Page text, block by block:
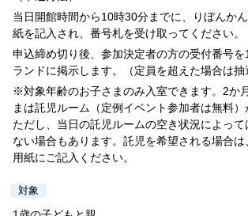
当日開館時間から10時30分までに、りぼんか
紙を記入され、番号札を受け取ってください。
申込締め切り後、参加決定者の方の受付番号
ランドに掲示します。（定員を超えた場合は抽
※対象年齢のお子さまのみ入室できます。2か
まは託児ルーム（定例イベント参加者は無料）
ただし、当日の託児ルームの空き状況によっ
ない場合もあります。託児を希望される場合
用紙にご記入ください。
対象